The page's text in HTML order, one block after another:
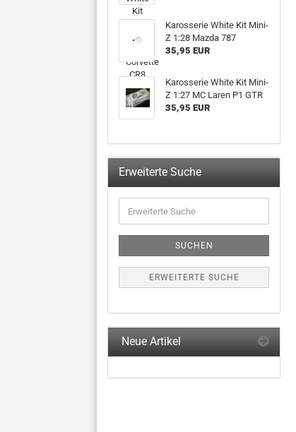
Karosserie White Kit Mini-
Z 1:28 Mazda 787
35,95 EUR
Karosserie White Kit Mini-
Z 1:27 MC Laren P1 GTR
35,95 EUR
Erweiterte Suche
Suche
SUCHEN
ERWEITERTE SUCHE
Neue Artikel